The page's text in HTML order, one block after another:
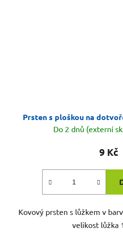
Prsten s ploškou na
Do 2 dnů (externí
9 Kč
Kovový prsten s lůžkem v
velikost lůžka